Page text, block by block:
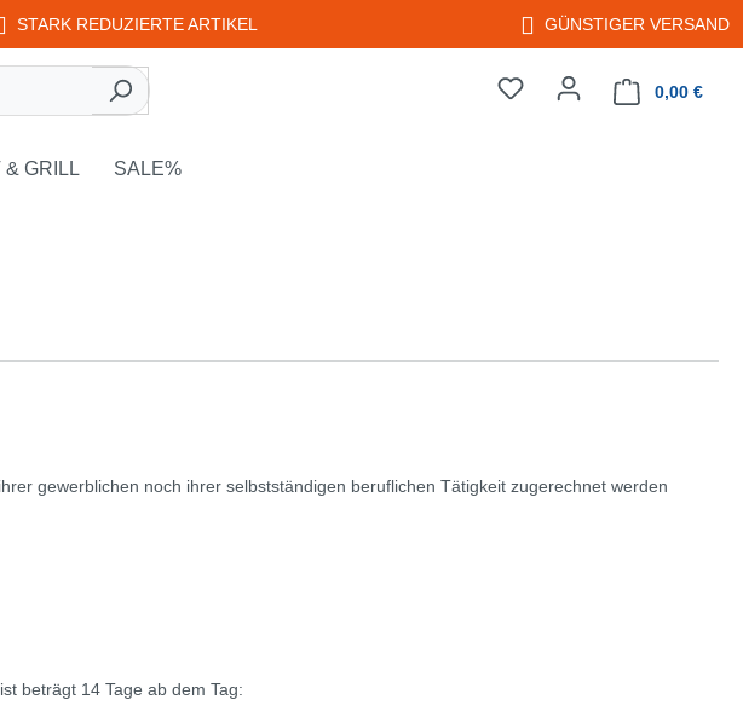
STARK REDUZIERTE ARTIKEL GÜNSTIGER VERSAND
0,00 €
Warenkorb
& GRILL SALE%
gewerblichen noch ihrer selbstständigen beruflichen Tätigkeit zugerechnet werden
beträgt 14 Tage ab dem Tag: